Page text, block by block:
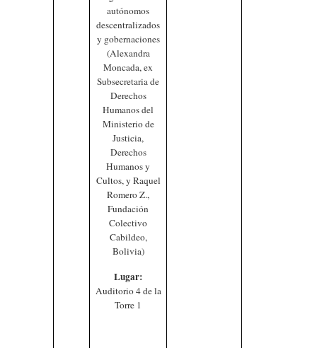
autónomos
descentralizados
y gobernaciones
(Alexandra
Moncada, ex
Subsecretaria de
Derechos
Humanos del
Ministerio de
Justicia,
Derechos
Humanos y
Cultos, y Raquel
Romero Z.,
Fundación
Colectivo
Cabildeo,
Bolivia)
Lugar:
Auditorio 4 de la
Torre 1